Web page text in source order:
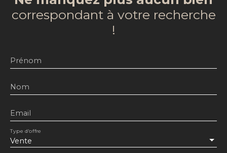
correspondant à votre recherche
!
Prénom
Nom
Email
Vente
Type d'offre